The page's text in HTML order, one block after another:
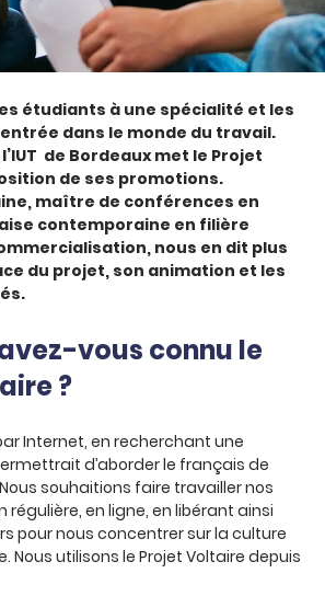
étudiants à une spécialité et les
dans le monde du travail.
de Bordeaux met le Projet
de ses promotions.
maître de conférences en
contemporaine en filière
nous en dit plus
du projet, son animation et les
vous connu le
?
Internet, en recherchant une
d’aborder le français de
souhaitions faire travailler nos
en ligne, en libérant ainsi
pour nous concentrer sur la culture
Nous utilisons le Projet Voltaire depuis